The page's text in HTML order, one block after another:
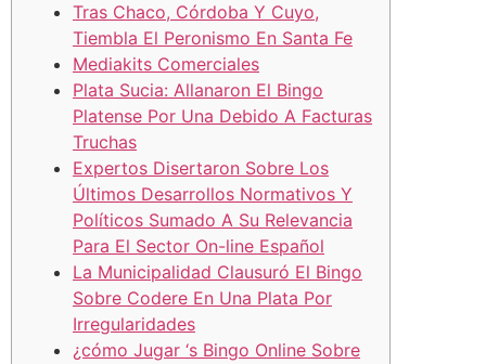
Tras Chaco, Córdoba Y Cuyo,
Tiembla El Peronismo En Santa Fe
Mediakits Comerciales
Plata Sucia: Allanaron El Bingo
Platense Por Una Debido A Facturas
Truchas
Expertos Disertaron Sobre Los
Últimos Desarrollos Normativos Y
Políticos Sumado A Su Relevancia
Para El Sector On-line Español
La Municipalidad Clausuró El Bingo
Sobre Codere En Una Plata Por
Irregularidades
¿cómo Jugar ‘s Bingo Online Sobre